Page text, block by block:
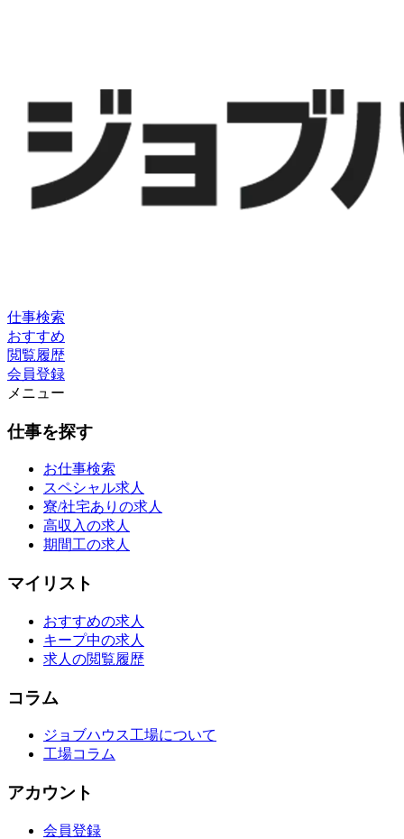
仕事検索
おすすめ
閲覧履歴
会員登録
メニュー
仕事を探す
お仕事検索
スペシャル求人
寮/社宅ありの求人
高収入の求人
期間工の求人
マイリスト
おすすめの求人
キープ中の求人
求人の閲覧履歴
コラム
ジョブハウス工場について
工場コラム
アカウント
会員登録